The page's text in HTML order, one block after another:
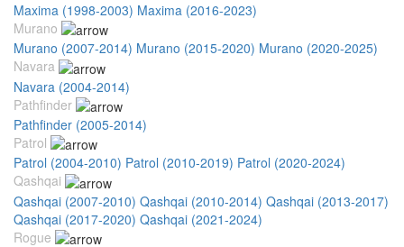
Maxima (1998-2003) Maxima (2016-2023)
Murano
Murano (2007-2014) Murano (2015-2020) Murano (2020-2025)
Navara
Navara (2004-2014)
Pathfinder
Pathfinder (2005-2014)
Patrol
Patrol (2004-2010) Patrol (2010-2019) Patrol (2020-2024)
Qashqai
Qashqai (2007-2010) Qashqai (2010-2014) Qashqai (2013-2017)
Qashqai (2017-2020) Qashqai (2021-2024)
Rogue